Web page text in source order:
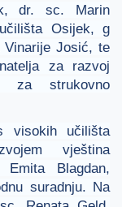
dr. sc. Marin
Osijek, g
Vinarije Josić, te
za razvoj
za strukovno
visokih učilišta
vještina
Blagdan,
suradnju. Na